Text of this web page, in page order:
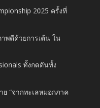
2025 ครั้งที่
พดีด้วยการเต้น ใน
ทั้งกดดันทั้ง
“จากทะเลหมอกภาค